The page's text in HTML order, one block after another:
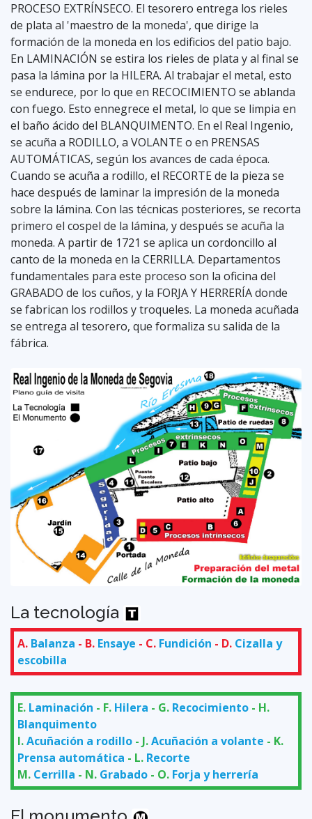
PROCESO EXTRÍNSECO. El tesorero entrega los rieles
de plata al 'maestro de la moneda', que dirige la
formación de la moneda en los edificios del patio bajo.
En LAMINACIÓN se estira los rieles de plata y al final se
pasa la lámina por la HILERA. Al trabajar el metal, esto
se endurece, por lo que en RECOCIMIENTO se ablanda
con fuego. Esto ennegrece el metal, lo que se limpia en
el baño ácido del BLANQUIMENTO. En el Real Ingenio,
se acuña a RODILLO, a VOLANTE o en PRENSAS
AUTOMÁTICAS, según los avances de cada época.
Cuando se acuña a rodillo, el RECORTE de la pieza se
hace después de laminar la impresión de la moneda
sobre la lámina. Con las técnicas posteriores, se recorta
primero el cospel de la lámina, y después se acuña la
moneda. A partir de 1721 se aplica un cordoncillo al
canto de la moneda en la CERRILLA. Departamentos
fundamentales para este proceso son la oficina del
GRABADO de los cuños, y la FORJA Y HERRERÍA donde
se fabrican los rodillos y troqueles. La moneda acuñada
se entrega al tesorero, que formaliza su salida de la
fábrica.
La tecnología
A. Balanza - B. Ensaye - C. Fundición - D. Cizalla y
escobilla
E. Laminación - F. Hilera - G. Recocimiento - H.
Blanquimento
I.Acuñación a rodillo - J.Acuñación a volante - K.
Prensa automática - L. Recorte
M. Cerrilla - N. Grabado - O. Forja y herrería